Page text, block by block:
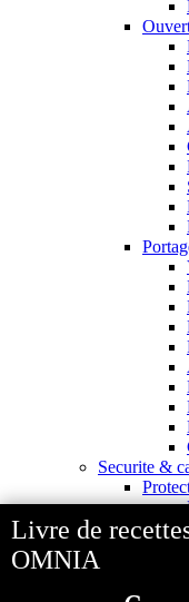
Livre de
OMNIA
Securite &